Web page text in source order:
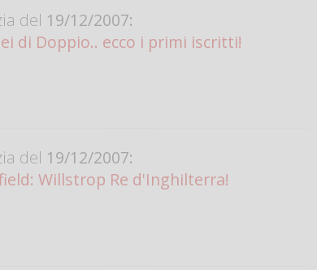
del 19/12/2007:
di Doppio.. ecco i primi iscritti!
del 19/12/2007:
Willstrop Re d'Inghilterra!